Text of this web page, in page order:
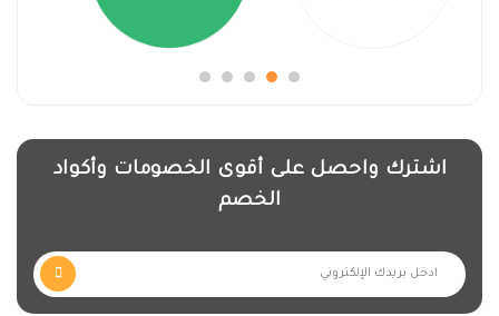
اشترك واحصل على أقوى الخصومات وأكواد
الخصم